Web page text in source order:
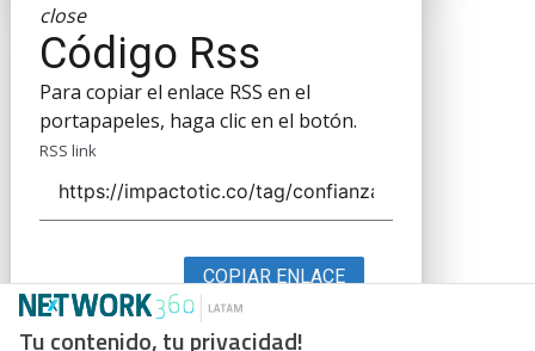
Tu contenido, tu privacidad!
close
Código Rss
Para copiar el enlace RSS en el
portapapeles, haga clic en el botón.
RSS link
COPIAR ENLACE